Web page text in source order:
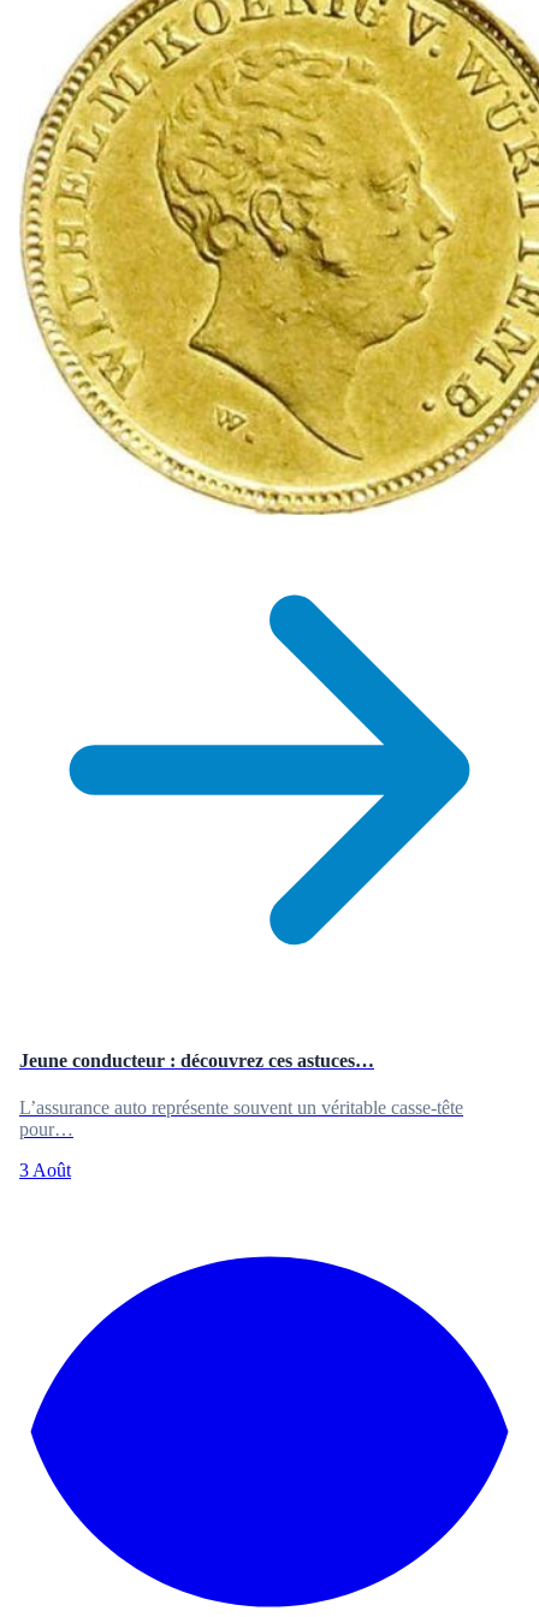
Jeune conducteur : découvrez ces astuces…
L’assurance auto représente souvent un véritable casse-tête
pour…
3 Août